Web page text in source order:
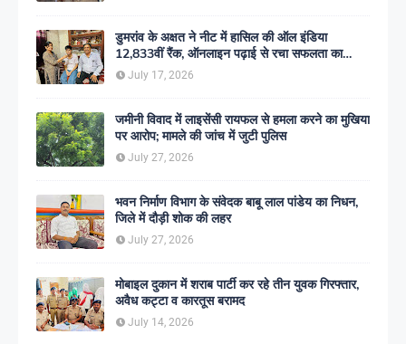
डुमरांव के अक्षत ने नीट में हासिल की ऑल इंडिया
12,833वीं रैंक, ऑनलाइन पढ़ाई से रचा सफलता का
इतिहास
July 17, 2026
जमीनी विवाद में लाइसेंसी रायफल से हमला करने का मुखिया
पर आरोप; मामले की जांच में जुटी पुलिस
July 27, 2026
भवन निर्माण विभाग के संवेदक बाबू लाल पांडेय का निधन,
जिले में दौड़ी शोक की लहर
July 27, 2026
मोबाइल दुकान में शराब पार्टी कर रहे तीन युवक गिरफ्तार,
अवैध कट्टा व कारतूस बरामद
July 14, 2026